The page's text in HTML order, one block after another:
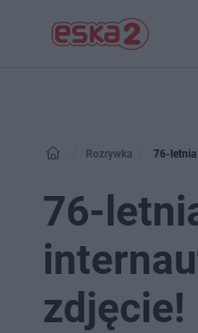
Rozrywka 76-letnia
76-
zdjęcie!